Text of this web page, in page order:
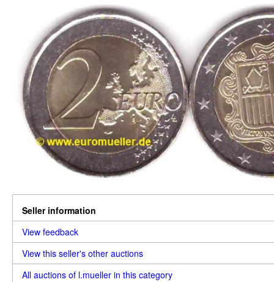
Seller information
View feedback
View this seller's other auctions
All auctions of l.mueller in this category